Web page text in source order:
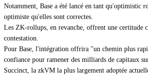
Notamment, Base a été lancé en tant qu'optimistic
optimiste qu'elles sont correctes.
Les ZK-rollups, en revanche, offrent une certitude
contestation.
Pour Base, l'intégration offrira "un chemin plus
confiance pour ramener des milliards de capitaux
Succinct, la zkVM la plus largement adoptée